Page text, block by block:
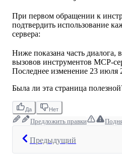
При первом обращении к
подтвердить использование
сервера:
Ниже показана часть диалога,
вызовов инструментов MCP-
Последнее изменение 23 июля
Была ли эта страница
Да Нет
Предложить правки
Предыдущий